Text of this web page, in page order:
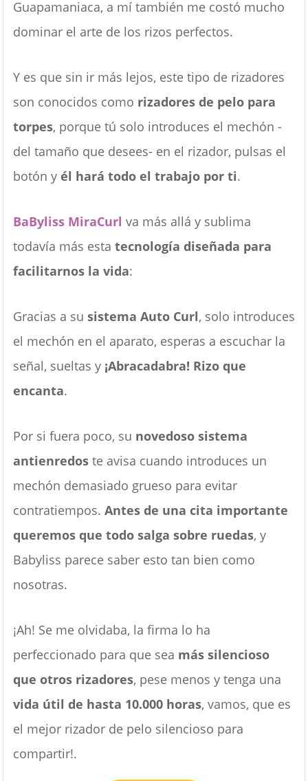
Guapamaniaca, a mí también me costó mucho
dominar el arte de los rizos perfectos.
Y es que sin ir más lejos, este tipo de rizadores
son conocidos como rizadores de pelo para
torpes, porque tú solo introduces el mechón -
del tamaño que desees- en el rizador, pulsas el
botón y él hará todo el trabajo por ti.
BaByliss MiraCurl va más allá y sublima
todavía más esta tecnología diseñada para
facilitarnos la vida:
Gracias a su sistema Auto Curl, solo introduces
el mechón en el aparato, esperas a escuchar la
señal, sueltas y ¡Abracadabra! Rizo que
encanta.
Por si fuera poco, su novedoso sistema
antienredoste avisa cuando introduces un
mechón demasiado grueso para evitar
contratiempos. Antes de una cita importante
queremos que todo salga sobre ruedas, y
Babyliss parece saber esto tan bien como
nosotras.
¡Ah! Se me olvidaba, la firma lo ha
perfeccionado para que sea más silencioso
que otros rizadores, pese menos y tenga una
vida útil de hasta 10.000 horas, vamos, que es
el mejor rizador de pelo silencioso para
compartir!.